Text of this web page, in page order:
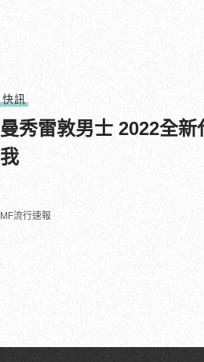
快訊
曼秀雷敦男士 2022全
我
MF流行速報